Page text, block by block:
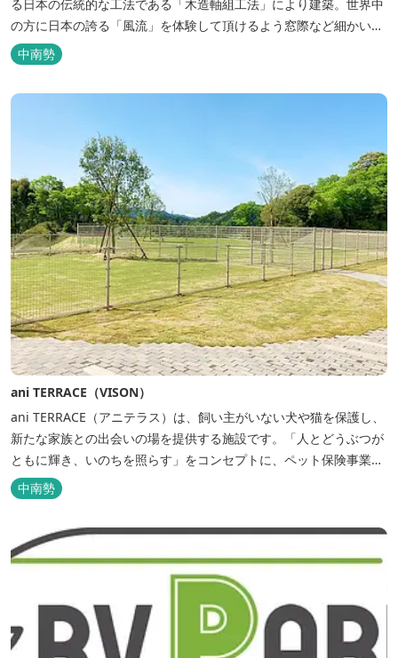
る日本の伝統的な工法である「木造軸組工法」により建築。世界中
の方に日本の誇る「風流」を体験して頂けるよう窓際など細かいデ
ィテールにこだわりました。4棟から成る旅籠棟では各棟1階に入居
するテナントプロデュースにより洗練された世界観を各客室でお楽
しみいただけ...
中南勢
ani TERRACE（VISON）
ani TERRACE（アニテラス）は、飼い主がいない犬や猫を保護し、
新たな家族との出会いの場を提供する施設です。「人とどうぶつが
ともに輝き、いのちを照らす」をコンセプトに、ペット保険事業を
行うアニコムグループが運営します。また、本施設では、飼い主様
と一緒にVISONへ訪れたペットを一時的にお預かりするペットホテ
ルをご用意しているほか、広々...
中南勢